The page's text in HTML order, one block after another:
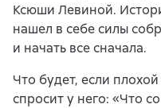
Ксюши Левиной.
нашел в себе силы
и начать все сначала.
Что будет, если
спросит у него: «Что